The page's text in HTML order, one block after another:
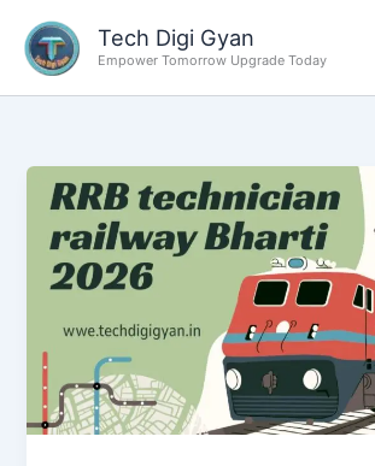
content
Tech Digi Gyan
Empower Tomorrow Upgrade Today